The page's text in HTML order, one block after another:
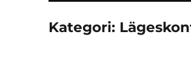
Kategori: